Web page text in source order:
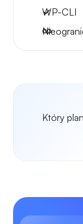
WP-CLI
Który